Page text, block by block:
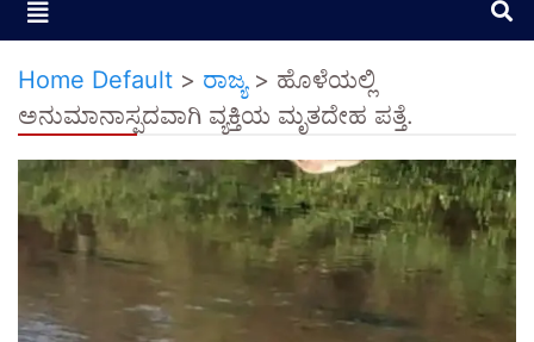
Home Default > ರಾಜ್ಯ> ಹೊಳೆಯಲ್ಲಿ
ಅನುಮಾನಾಸ್ಪದವಾಗಿ ವ್ಯಕ್ತಿಯ ಮೃತದೇಹ ಪತ್ತೆ.